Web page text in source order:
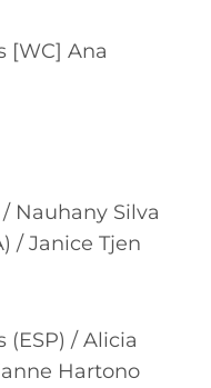
[WC] Ana
Nauhany Silva
/ Janice Tjen
(ESP) / Alicia
Hartono